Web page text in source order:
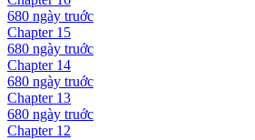
680 ngày truớc
Chapter 15
680 ngày truớc
Chapter 14
680 ngày truớc
Chapter 13
680 ngày truớc
Chapter 12